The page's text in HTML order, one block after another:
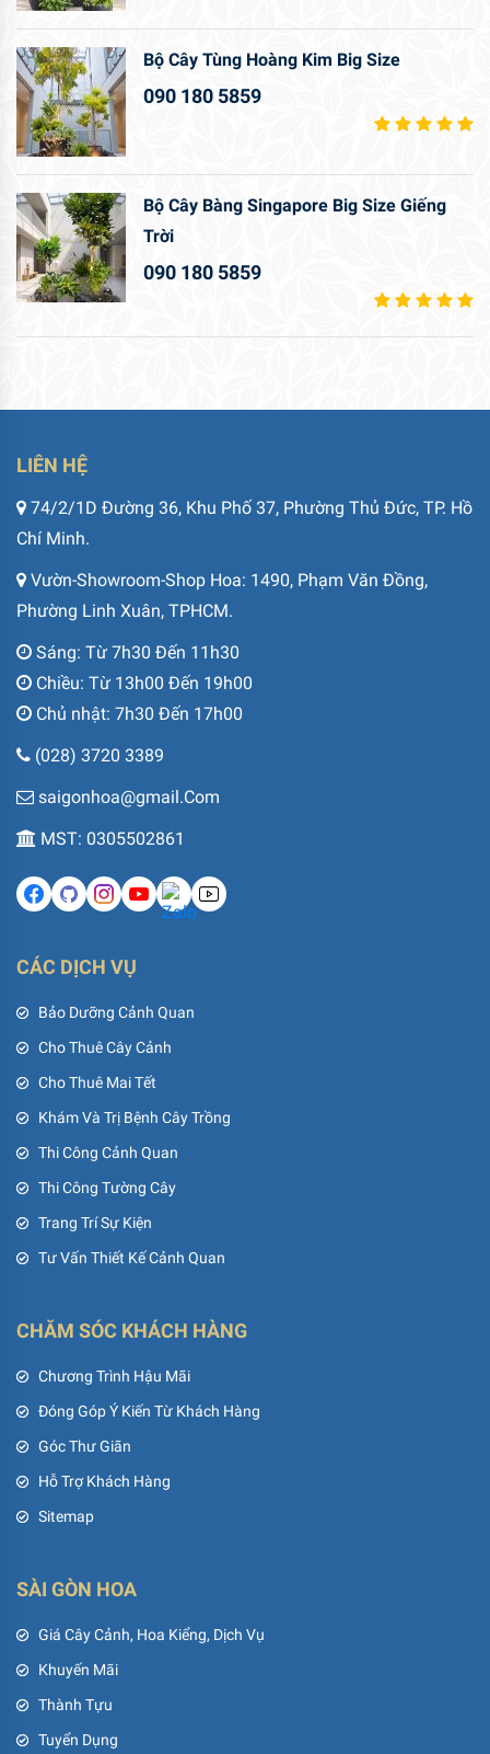
Bộ Cây Tùng Hoàng Kim Big Size
090 180 5859
Bộ Cây Bàng Singapore Big Size Giếng
Trời
090 180 5859
LIÊN HỆ
74/2/1D Đường 36, Khu Phố 37, Phường Thủ Đức, TP. Hồ
Chí Minh.
Vườn-Showroom-Shop Hoa: 1490, Phạm Văn Đồng,
Phường Linh Xuân, TPHCM.
Sáng: Từ 7h30 Đến 11h30
Chiều: Từ 13h00 Đến 19h00
Chủ nhật: 7h30 Đến 17h00
(028) 3720 3389
saigonhoa@gmail.Com
MST: 0305502861
CÁC DỊCH VỤ
Bảo Dưỡng Cảnh Quan
Cho Thuê Cây Cảnh
Cho Thuê Mai Tết
Khám Và Trị Bệnh Cây Trồng
Thi Công Cảnh Quan
Thi Công Tường Cây
Trang Trí Sự Kiện
Tư Vấn Thiết Kế Cảnh Quan
CHĂM SÓC KHÁCH HÀNG
Chương Trình Hậu Mãi
Đóng Góp Ý Kiến Từ Khách Hàng
Góc Thư Giãn
Hỗ Trợ Khách Hàng
Sitemap
SÀI GÒN HOA
Giá Cây Cảnh, Hoa Kiểng, Dịch Vụ
Khuyến Mãi
Thành Tựu
Tuyển Dụng